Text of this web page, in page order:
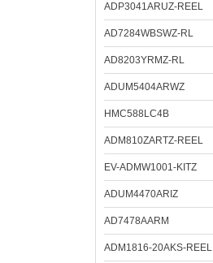
ADP3041ARUZ-REEL
AD7284WBSWZ-RL
AD8203YRMZ-RL
ADUM5404ARWZ
HMC588LC4B
ADM810ZARTZ-REEL
EV-ADMW1001-KITZ
ADUM4470ARIZ
AD7478AARM
ADM1816-20AKS-REEL